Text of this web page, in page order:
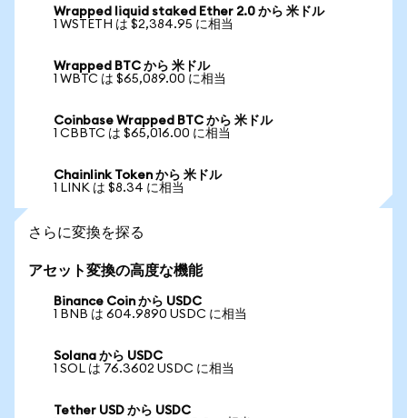
Wrapped liquid staked Ether 2.0 から 米ドル
1 WSTETH は $2,384.95 に相当
Wrapped BTC から 米ドル
1 WBTC は $65,089.00 に相当
Coinbase Wrapped BTC から 米ドル
1 CBBTC は $65,016.00 に相当
Chainlink Token から 米ドル
1 LINK は $8.34 に相当
さらに変換を探る
アセット変換の高度な機能
Binance Coin から USDC
1 BNB は 604.9890 USDC に相当
Solana から USDC
1 SOL は 76.3602 USDC に相当
Tether USD から USDC